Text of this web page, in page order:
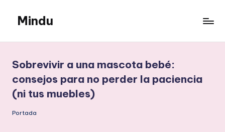
Saltar
contenido
Mindu
Sobrevivir a una mascota bebé:
consejos para no perder la paciencia
(ni tus muebles)
Portada